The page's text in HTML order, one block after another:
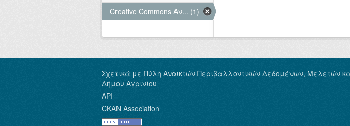
Creative Commons Αν... (1)
Σχετικά με Πύλη Ανοικτών Περιβαλλοντικών Δεδομένων, Μελετών
Δήμου Αγρινίου
API
CKAN Association